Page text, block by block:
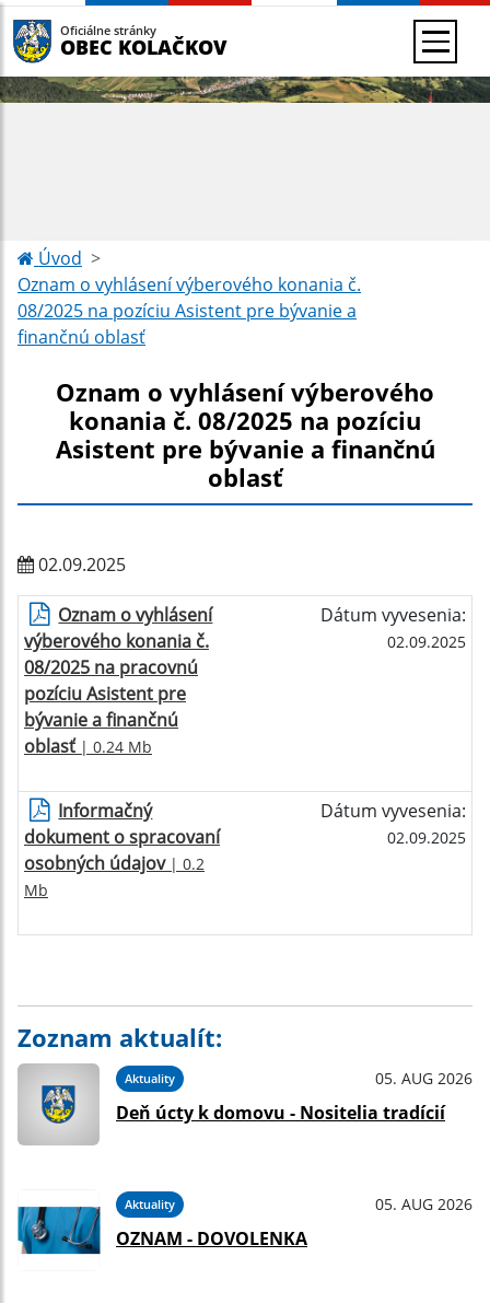
Oficiálne stránky
OBEC KOLAČKOV
Úvod
Oznam o vyhlásení výberového konania č.
08/2025 na pozíciu Asistent pre bývanie a
finančnú oblasť
Oznam o vyhlásení výberového
konania č. 08/2025 na pozíciu
Asistent pre bývanie a finančnú
oblasť
02.09.2025
Oznam o vyhlásení
výberového konania č.
08/2025 na pracovnú
pozíciu Asistent pre
bývanie a finančnú
oblasť| 0.24 Mb
Dátum vyvesenia:
02.09.2025
Informačný
dokument o spracovaní
osobných údajov| 0.2
Mb
Dátum vyvesenia:
02.09.2025
Zoznam aktualít:
Aktuality 05. AUG 2026
Deň úcty k domovu - Nositelia tradícií
Aktuality 05. AUG 2026
OZNAM - DOVOLENKA